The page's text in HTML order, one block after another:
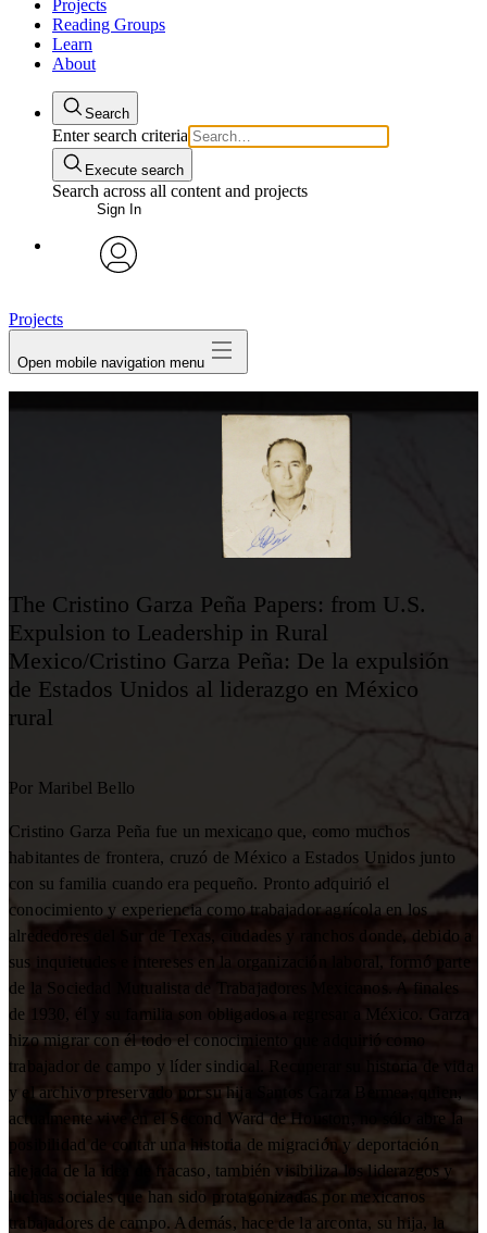
Projects
Reading Groups
Learn
About
Search
Enter search criteria
Execute search
Search across all content and projects
Sign In
Projects
Open mobile navigation menu
The Cristino Garza Peña Papers: from U.S.
Expulsion to Leadership in Rural
Mexico/Cristino Garza Peña: De la expulsión
de Estados Unidos al liderazgo en México
rural
Por Maribel Bello
Cristino Garza Peña fue un mexicano que, como muchos
habitantes de frontera, cruzó de México a Estados Unidos junto
con su familia cuando era pequeño. Pronto adquirió el
conocimiento y experiencia como trabajador agrícola en los
alrededores del Sur de Texas, ciudades y ranchos donde, debido a
sus inquietudes e intereses en la organización laboral, formó parte
de la Sociedad Mutualista de Trabajadores Mexicanos. A finales
de 1930, él y su familia son obligados a regresar a México. Garza
hizo migrar con él todo el conocimiento que adquirió como
trabajador de campo y líder sindical. Recuperar su historia de vida
y el archivo preservado por su hija Santos Garza Bermea, quien,
actualmente vive en el Second Ward de Houston, no sólo abre la
posibilidad de contar una historia de migración y deportación
alejada de la idea de fracaso, también visibiliza los liderazgos y
luchas sociales que han sido protagonizadas por mexicanos
trabajadores de campo. Además, hace de la arconta, su hija, la